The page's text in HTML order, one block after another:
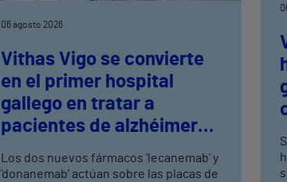
06 agosto 2026
Vithas Vigo se convierte
en el primer hospital
gallego en tratar a
pacientes de alzhéimer
en fase leve con terapias
antiamiloide
Los dos nuevos fármacos 'lecanemab' y
'donanemab' actúan sobre las placas de